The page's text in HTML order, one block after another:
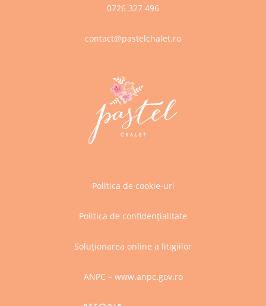
0726 327 496
contact@pastelchalet.ro
Politica de cookie-uri
Politica de confidențialitate
Soluționarea online a litigiilor
ANPC – www.anpc.gov.ro